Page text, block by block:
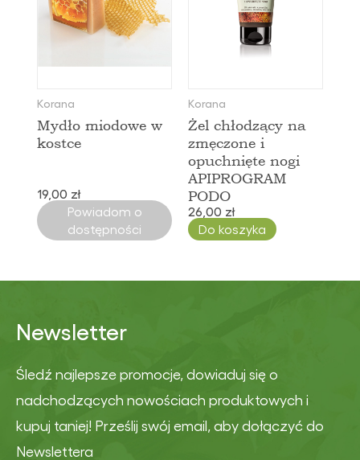
Korana
Mydło miodowe w
kostce
19,00 zł
Powiadom o
dostępności
Korana
Żel chłodzący na
zmęczone i
opuchnięte nogi
APIPROGRAM
PODO
26,00 zł
Do koszyka
Newsletter
Śledź najlepsze promocje, dowiaduj się o
nadchodzących nowościach produktowych i
kupuj taniej! Prześlij swój email, aby dołączyć do
Newslettera